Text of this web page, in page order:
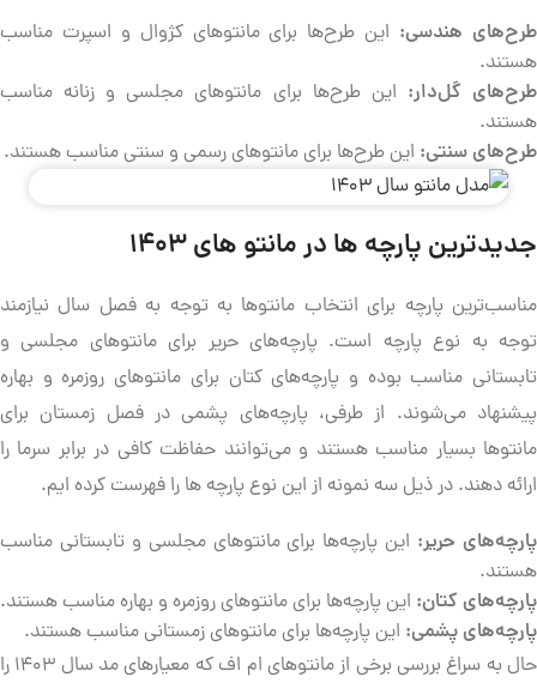
طرح‌های هندسی: این طرح‌ها برای مانتوهای کژوال و اسپرت مناسب
هستند.
طرح‌های گل‌دار: این طرح‌ها برای مانتوهای مجلسی و زنانه مناسب
هستند.
طرح‌های سنتی: این طرح‌ها برای مانتوهای رسمی و سنتی مناسب هستند.
جدیدترین پارچه ها در مانتو های 1403
مناسب‌ترین پارچه برای انتخاب مانتوها به توجه به فصل سال نیازمند
توجه به نوع پارچه است. پارچه‌های حریر برای مانتوهای مجلسی و
تابستانی مناسب بوده و پارچه‌های کتان برای مانتوهای روزمره و بهاره
پیشنهاد می‌شوند. از طرفی، پارچه‌های پشمی در فصل زمستان برای
مانتوها بسیار مناسب هستند و می‌توانند حفاظت کافی در برابر سرما را
ارائه دهند. در ذیل سه نمونه از این نوع پارچه ها را فهرست کرده ایم.
پارچه‌های حریر: این پارچه‌ها برای مانتوهای مجلسی و تابستانی مناسب
هستند.
پارچه‌های کتان: این پارچه‌ها برای مانتوهای روزمره و بهاره مناسب هستند.
پارچه‌های پشمی: این پارچه‌ها برای مانتوهای زمستانی مناسب هستند.
حال به سراغ بررسی برخی از مانتوهای ام اف که معیارهای مد سال 1403 را